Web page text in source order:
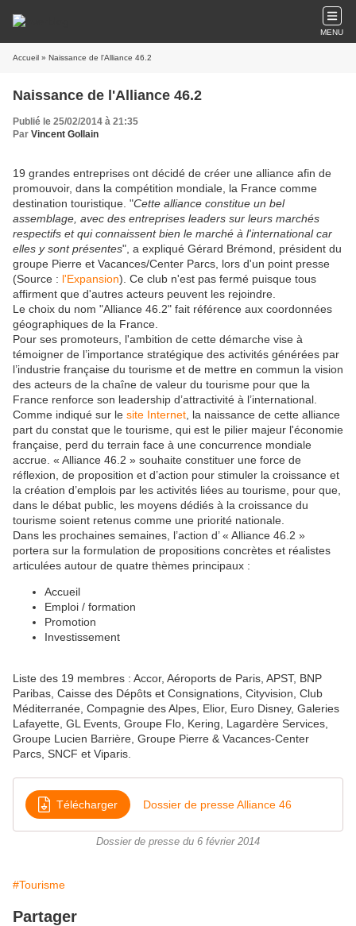
MENU
Accueil » Naissance de l'Alliance 46.2
Naissance de l'Alliance 46.2
Publié le 25/02/2014 à 21:35
Par Vincent Gollain
19 grandes entreprises ont décidé de créer une alliance afin de
promouvoir, dans la compétition mondiale, la France comme
destination touristique. "Cette alliance constitue un bel
assemblage, avec des entreprises leaders sur leurs marchés
respectifs et qui connaissent bien le marché à l'international car
elles y sont présentes", a expliqué Gérard Brémond, président du
groupe Pierre et Vacances/Center Parcs, lors d'un point presse
(Source : l'Expansion). Ce club n'est pas fermé puisque tous
affirment que d'autres acteurs peuvent les rejoindre.
Le choix du nom "Alliance 46.2" fait référence aux coordonnées
géographiques de la France.
Pour ses promoteurs, l'ambition de cette démarche vise à
témoigner de l’importance stratégique des activités générées par
l’industrie française du tourisme et de mettre en commun la vision
des acteurs de la chaîne de valeur du tourisme pour que la
France renforce son leadership d’attractivité à l’international.
Comme indiqué sur le site Internet , la naissance de cette alliance
part du constat que le tourisme, qui est le pilier majeur l'économie
française, perd du terrain face à une concurrence mondiale
accrue. « Alliance 46.2 » souhaite constituer une force de
réflexion, de proposition et d’action pour stimuler la croissance et
la création d’emplois par les activités liées au tourisme, pour que,
dans le débat public, les moyens dédiés à la croissance du
tourisme soient retenus comme une priorité nationale.
Dans les prochaines semaines, l’action d’ « Alliance 46.2 »
portera sur la formulation de propositions concrètes et réalistes
articulées autour de quatre thèmes principaux :
Accueil
Emploi / formation
Promotion
Investissement
Liste des 19 membres : Accor, Aéroports de Paris, APST, BNP
Paribas, Caisse des Dépôts et Consignations, Cityvision, Club
Méditerranée, Compagnie des Alpes, Elior, Euro Disney, Galeries
Lafayette, GL Events, Groupe Flo, Kering, Lagardère Services,
Groupe Lucien Barrière, Groupe Pierre & Vacances-Center
Parcs, SNCF et Viparis.
Télécharger Dossier de presse Alliance 46
Dossier de presse du 6 février 2014
#Tourisme
Partager